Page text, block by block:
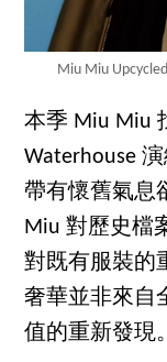
Miu Miu
本季 Miu Miu
Waterhouse
帶有懷舊氣息
Miu 對歷史檔
對既有服裝的
奢華並非來自
值的重新發現。